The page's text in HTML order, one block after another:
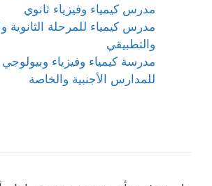
مدرس كيمياء وفيزياء ثانوي
مدرس كيمياء للمرحلة الثانوية
والتطبيقي
مدرسة كيمياء وفيزياء
للمدارس الأجنبية والخاصة